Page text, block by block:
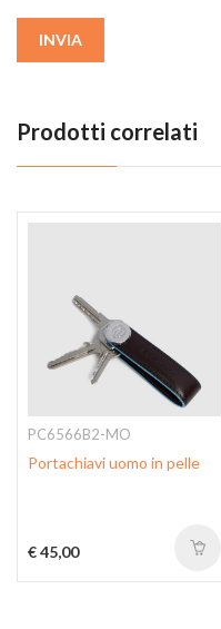
INVIA
Prodotti correlati
PC6566B2-MO
Portachiavi uomo in pelle
€ 45,00